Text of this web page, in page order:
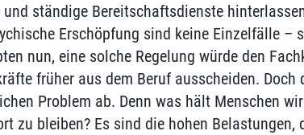
und ständige Bereitschaftsdienste
Erschöpfung sind keine Einzelfälle –
nun, eine solche Regelung würde den
früher aus dem Beruf ausscheiden.
Problem ab. Denn was hält Menschen
zu bleiben? Es sind die hohen